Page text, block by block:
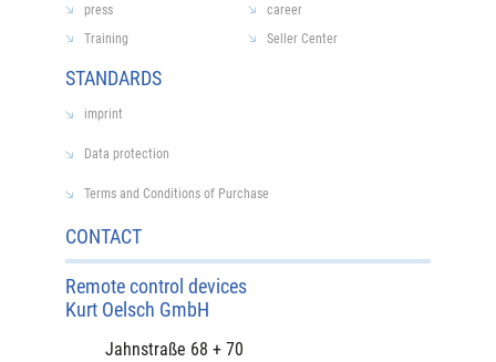
CONTACT
Remote control devices
Kurt Oelsch GmbH
Jahnstraße 68 + 70
press
career
Training
Seller Center
STANDARDS
imprint
Data protection
Terms and Conditions of Purchase